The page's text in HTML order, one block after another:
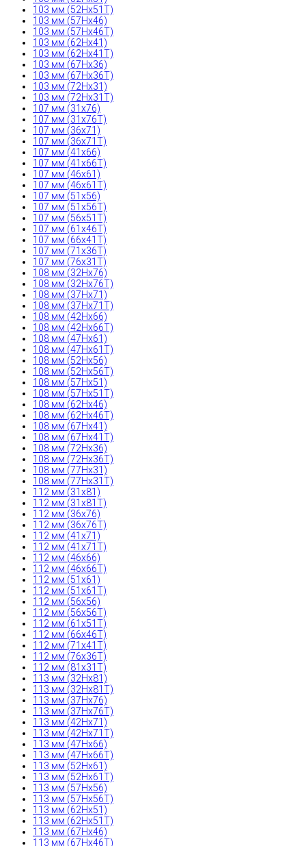
103 мм (52Hx51T)
103 мм (57Hx46)
103 мм (57Hx46T)
103 мм (62Hx41)
103 мм (62Hx41T)
103 мм (67Hx36)
103 мм (67Hx36T)
103 мм (72Hx31)
103 мм (72Hx31T)
107 мм (31x76)
107 мм (31x76T)
107 мм (36x71)
107 мм (36x71T)
107 мм (41x66)
107 мм (41x66T)
107 мм (46x61)
107 мм (46x61T)
107 мм (51x56)
107 мм (51x56T)
107 мм (56x51T)
107 мм (61x46T)
107 мм (66x41T)
107 мм (71x36T)
107 мм (76x31T)
108 мм (32Hx76)
108 мм (32Hx76T)
108 мм (37Hx71)
108 мм (37Hx71T)
108 мм (42Hx66)
108 мм (42Hx66T)
108 мм (47Hx61)
108 мм (47Hx61T)
108 мм (52Hx56)
108 мм (52Hx56T)
108 мм (57Hx51)
108 мм (57Hx51T)
108 мм (62Hx46)
108 мм (62Hx46T)
108 мм (67Hx41)
108 мм (67Hx41T)
108 мм (72Hx36)
108 мм (72Hx36T)
108 мм (77Hx31)
108 мм (77Hx31T)
112 мм (31x81)
112 мм (31x81T)
112 мм (36x76)
112 мм (36x76T)
112 мм (41x71)
112 мм (41x71T)
112 мм (46x66)
112 мм (46x66T)
112 мм (51x61)
112 мм (51x61T)
112 мм (56x56)
112 мм (56x56T)
112 мм (61x51T)
112 мм (66x46T)
112 мм (71x41T)
112 мм (76x36T)
112 мм (81x31T)
113 мм (32Hx81)
113 мм (32Hx81T)
113 мм (37Hx76)
113 мм (37Hx76T)
113 мм (42Hx71)
113 мм (42Hx71T)
113 мм (47Hx66)
113 мм (47Hx66T)
113 мм (52Hx61)
113 мм (52Hx61T)
113 мм (57Hx56)
113 мм (57Hx56T)
113 мм (62Hx51)
113 мм (62Hx51T)
113 мм (67Hx46)
113 мм (67Hx46T)